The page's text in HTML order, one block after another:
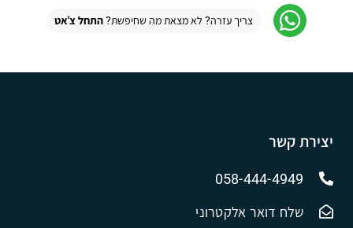
צריך עזרה? לא מצאת מה שחיפשת?התחל צ'אט
יצירת קשר
058-444-4949
שלח דואר אלקטרוני